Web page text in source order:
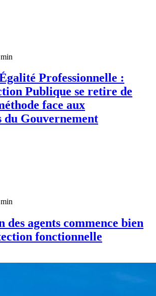
Professionnelle :
Publique se retire de
face aux
du Gouvernement
agents commence bien
fonctionnelle